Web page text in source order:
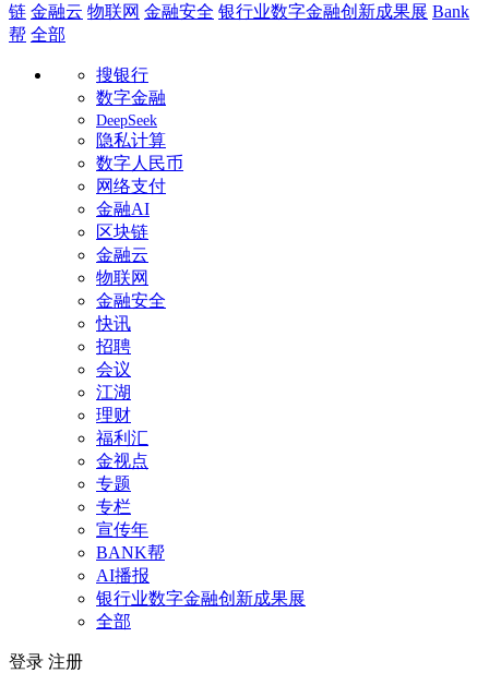
链 金融云 物联网 金融安全 银行业数字金融创新成果展 Bank
帮 全部
搜银行
数字金融
DeepSeek
隐私计算
数字人民币
网络支付
金融AI
区块链
金融云
物联网
金融安全
快讯
招聘
会议
江湖
理财
福利汇
金视点
专题
专栏
宣传年
BANK帮
AI播报
银行业数字金融创新成果展
全部
登录 注册